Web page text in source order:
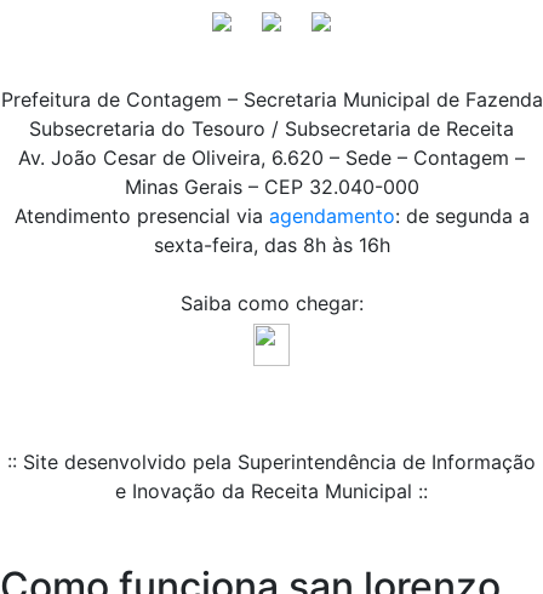
Prefeitura de Contagem – Secretaria Municipal de Fazenda
Subsecretaria do Tesouro / Subsecretaria de Receita
Av. João Cesar de Oliveira, 6.620 – Sede – Contagem –
Minas Gerais – CEP 32.040-000
Atendimento presencial via agendamento: de segunda a
sexta-feira, das 8h às 16h
Saiba como chegar:
:: Site desenvolvido pela Superintendência de Informação
e Inovação da Receita Municipal ::